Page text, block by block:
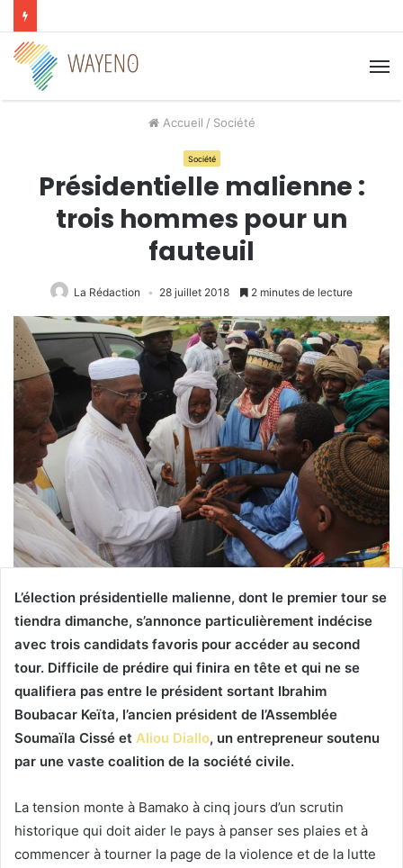
Accueil / Société
Société
Présidentielle malienne :
trois hommes pour un
fauteuil
La Rédaction 28 juillet 2018 2 minutes de lecture
L’élection présidentielle malienne, dont le premier tour se
tiendra dimanche, s’annonce particulièrement indécise
avec trois candidats favoris pour accéder au second
tour. Difficile de prédire qui finira en tête et qui ne se
qualifiera pas entre le président sortant Ibrahim
Boubacar Keïta, l’ancien président de l’Assemblée
Soumaïla Cissé et Aliou Diallo, un entrepreneur soutenu
par une vaste coalition de la société civile.
La tension monte à Bamako à cinq jours d’un scrutin
historique qui doit aider le pays à panser ses plaies et à
commencer à tourner la page de la violence et de la lutte